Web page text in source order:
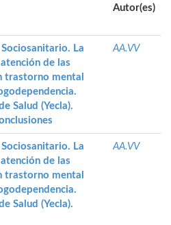
Autor(es)
Sociosanitario. La
de las
trastorno mental
Salud (Yecla).
AA.VV
Sociosanitario. La
de las
trastorno mental
Salud (Yecla).
AA.VV